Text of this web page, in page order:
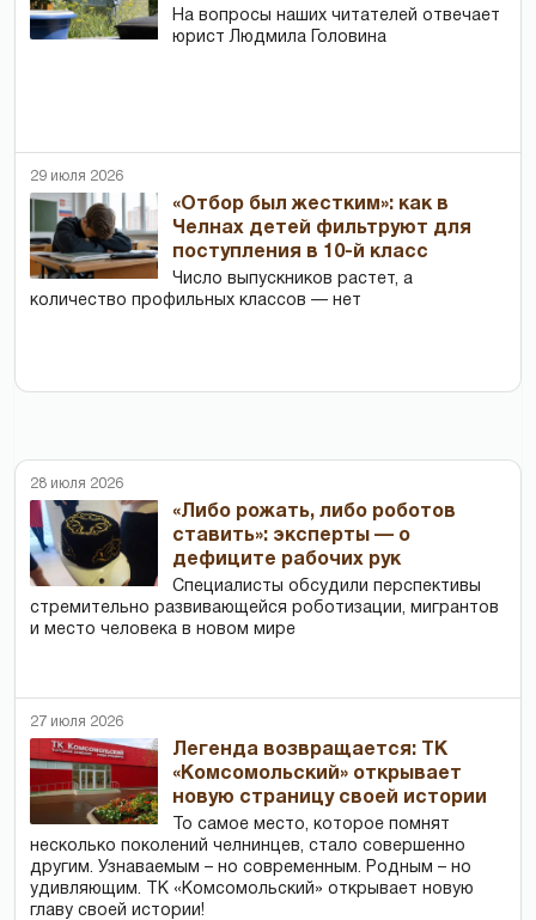
На вопросы наших читателей отвечает
юрист Людмила Головина
29 июля 2026
«Отбор был жестким»: как в
Челнах детей фильтруют для
поступления в 10-й класс
Число выпускников растет, а
количество профильных классов — нет
28 июля 2026
«Либо рожать, либо роботов
ставить»: эксперты — о
дефиците рабочих рук
Специалисты обсудили перспективы
стремительно развивающейся роботизации, мигрантов
и место человека в новом мире
27 июля 2026
Легенда возвращается: ТК
«Комсомольский» открывает
новую страницу своей истории
То самое место, которое помнят
несколько поколений челнинцев, стало совершенно
другим. Узнаваемым – но современным. Родным – но
удивляющим. ТК «Комсомольский» открывает новую
главу своей истории!